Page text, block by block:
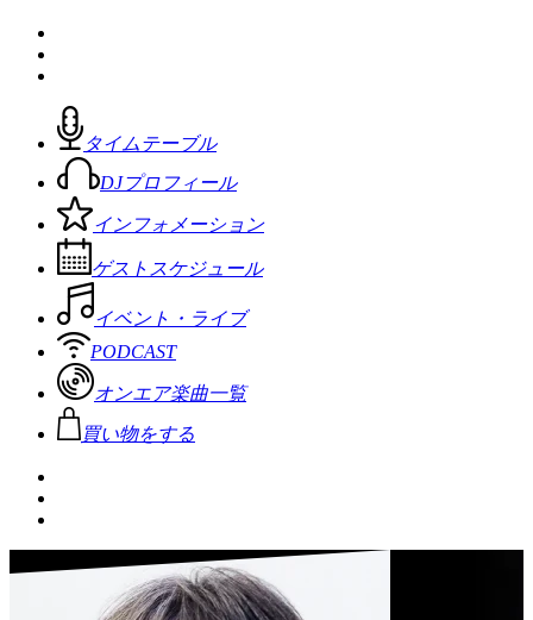
タイムテーブル
DJプロフィール
インフォメーション
ゲストスケジュール
イベント・ライブ
PODCAST
オンエア楽曲一覧
買い物をする